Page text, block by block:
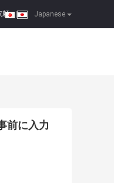
Japanese
頼 |
前に入力